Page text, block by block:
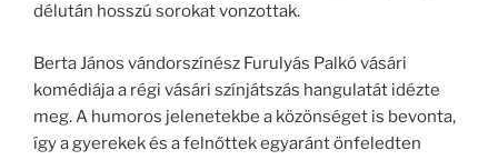
délután hosszú sorokat vonzottak.
Berta János vándorszínész Furulyás Palkó vásári
komédiája a régi vásári színjátszás hangulatát idézte
meg. A humoros jelenetekbe a közönséget is bevonta,
így a gyerekek és a felnőttek egyaránt önfeledten